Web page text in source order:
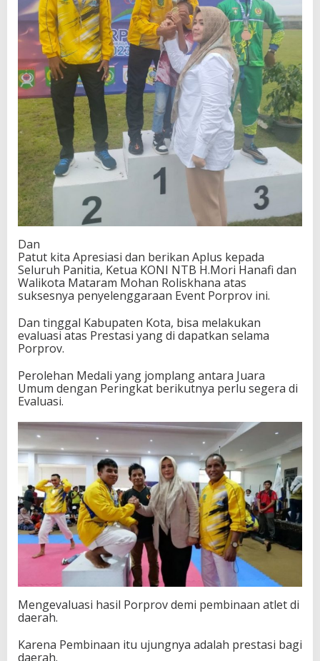
Dan
Patut kita Apresiasi dan berikan Aplus kepada
Seluruh Panitia, Ketua KONI NTB H.Mori Hanafi dan
Walikota Mataram Mohan Roliskhana atas
suksesnya penyelenggaraan Event Porprov ini.
Dan tinggal Kabupaten Kota, bisa melakukan
evaluasi atas Prestasi yang di dapatkan selama
Porprov.
Perolehan Medali yang jomplang antara Juara
Umum dengan Peringkat berikutnya perlu segera di
Evaluasi.
Mengevaluasi hasil Porprov demi pembinaan atlet di
daerah.
Karena Pembinaan itu ujungnya adalah prestasi bagi
daerah.